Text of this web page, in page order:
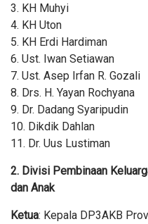
3. KH Muhyi
4. KH Uton
5. KH Erdi Hardiman
6. Ust. Iwan Setiawan
7. Ust. Asep Irfan R. Gozali
8. Drs. H. Yayan Rochyana
9. Dr. Dadang Syaripudin
10. Dikdik Dahlan
11. Dr. Uus Lustiman
2. Divisi Pembinaan
dan Anak
Ketua: Kepala DP3AKB